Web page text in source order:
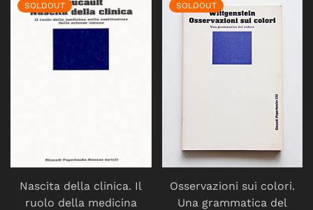
SOLDOUT
Nascita della clinica. Il
ruolo della medicina
SOLDOUT
Osservazioni sui colori.
Una grammatica del